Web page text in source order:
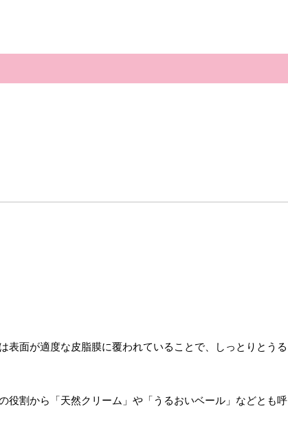
は表面が適度な皮脂膜に覆われていることで、しっとりとうる
役割から「天然クリーム」や「うるおいベール」などとも呼